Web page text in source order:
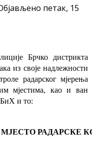
петак, 15
Брчко дистрикта
из своје надлежности
радарског мјерења
мјестима, као и ван
БиХ и то:
МЈЕСТО РАДАРСКЕ